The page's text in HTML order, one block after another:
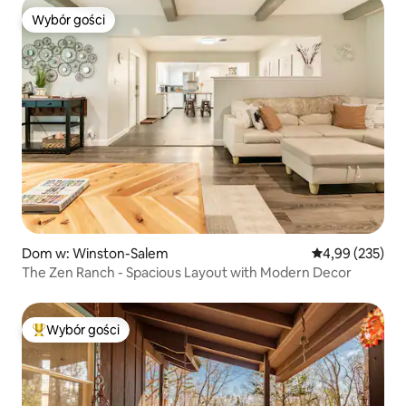
Wybór gości
Wybór gości
Dom w: Winston-Salem Średnia
4,99 (235)
The Zen Ranch - Spacious Layout with Modern Decor
Najpopularniejsze z kategorii Wybór gości
Wybór gości